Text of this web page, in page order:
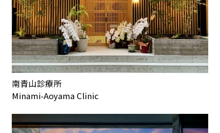
南青山診療所
Minami-Aoyama Clinic